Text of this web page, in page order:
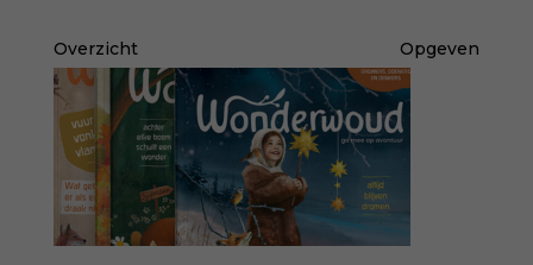
Overzicht Opgeven